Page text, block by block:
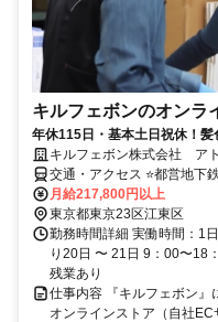
キルフェボンのオンラ
年休115日・基本土日祝休！
キルフェボン株式会社 ア
交通・アクセス ⭐都営地下
駅」より徒歩9分
月給217,800円以上
東京都東京23区江東区
勤務時間詳細 実働時間：1
り20日 〜 21日 9：00〜18
残業あり
仕事内容 『キルフェボン』
オンラインストア（自社